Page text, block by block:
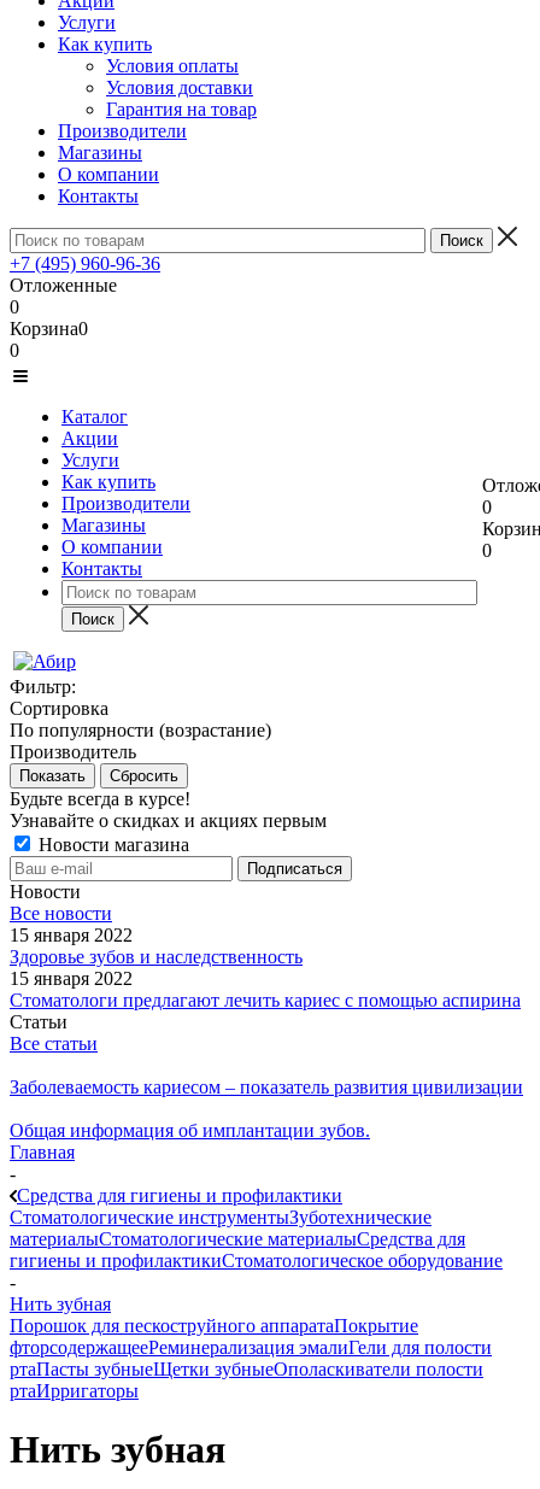
Услуги
Как купить
Условия оплаты
Условия доставки
Гарантия на товар
Производители
Магазины
О компании
Контакты
+7 (495) 960-96-36
Отложенные
0
Корзина0
0
Каталог
Акции
Услуги
Как купить
Производители
Магазины
О компании
Контакты
0
0
Фильтр:
Сортировка
По популярности (возрастание)
Производитель
Показать Сбросить
Будьте всегда в курсе!
Узнавайте о скидках и акциях первым
Новости магазина
Новости
Все новости
15 января 2022
Здоровье зубов и наследственность
15 января 2022
Стоматологи предлагают лечить кариес с помощью аспирина
Статьи
Все статьи
Заболеваемость кариесом – показатель развития цивилизации
Общая информация об имплантации зубов.
Главная
-
Средства для гигиены и профилактики
Стоматологические инструментыЗуботехнические
материалыСтоматологические материалыСредства для
гигиены и профилактикиСтоматологическое оборудование
-
Нить зубная
Порошок для пескоструйного аппаратаПокрытие
фторсодержащееРеминерализация эмалиГели для полости
ртаПасты зубныеЩетки зубныеОполаскиватели полости
ртаИрригаторы
Нить зубная